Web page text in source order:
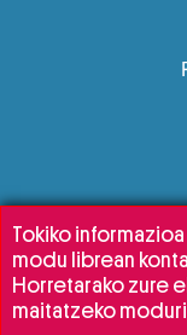
Tokiko
modu librean
Horretarako zure
maitatzeko